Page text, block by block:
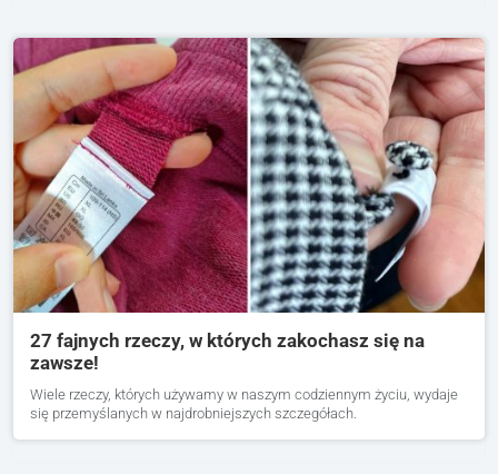
27 fajnych rzeczy, w których zakochasz się na
zawsze!
Wiele rzeczy, których używamy w naszym codziennym życiu, wydaje
się przemyślanych w najdrobniejszych szczegółach.